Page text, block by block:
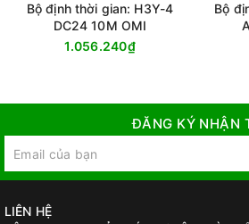
Bộ định thời gian: H3Y-4
DC24 10M OMI
1.056.240₫
Bộ
ĐĂNG KÝ NHẬN
LIÊN HỆ